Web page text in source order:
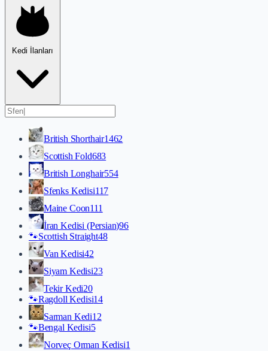
Kedi İlanları
British Shorthair1462
Scottish Fold683
British Longhair554
Sfenks Kedisi117
Maine Coon111
İran Kedisi (Persian)96
🐾Scottish Straight48
Van Kedisi42
Siyam Kedisi23
Tekir Kedi20
🐾Ragdoll Kedisi14
Sarman Kedi12
🐾Bengal Kedisi5
Norveç Orman Kedisi1